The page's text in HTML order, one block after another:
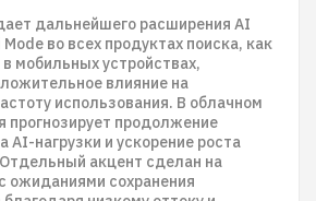
дальнейшего расширения AI
во всех продуктах поиска, как
мобильных устройствах,
влияние на
использования. В облачном
прогнозирует продолжение
AI-нагрузки и ускорение роста
акцент сделан на
ожиданиями сохранения